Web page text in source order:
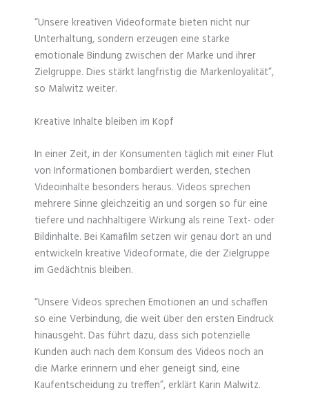
“Unsere kreativen Videoformate bieten nicht nur
Unterhaltung, sondern erzeugen eine starke
emotionale Bindung zwischen der Marke und ihrer
Zielgruppe. Dies stärkt langfristig die Markenloyalität”,
so Malwitz weiter.
Kreative Inhalte bleiben im Kopf
In einer Zeit, in der Konsumenten täglich mit einer Flut
von Informationen bombardiert werden, stechen
Videoinhalte besonders heraus. Videos sprechen
mehrere Sinne gleichzeitig an und sorgen so für eine
tiefere und nachhaltigere Wirkung als reine Text- oder
Bildinhalte. Bei Kamafilm setzen wir genau dort an und
entwickeln kreative Videoformate, die der Zielgruppe
im Gedächtnis bleiben.
“Unsere Videos sprechen Emotionen an und schaffen
so eine Verbindung, die weit über den ersten Eindruck
hinausgeht. Das führt dazu, dass sich potenzielle
Kunden auch nach dem Konsum des Videos noch an
die Marke erinnern und eher geneigt sind, eine
Kaufentscheidung zu treffen”, erklärt Karin Malwitz.